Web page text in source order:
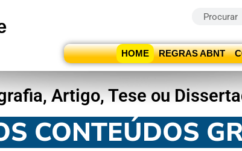
HOME REGRAS ABNT
Artigo, Tese ou
CONTEÚDOS